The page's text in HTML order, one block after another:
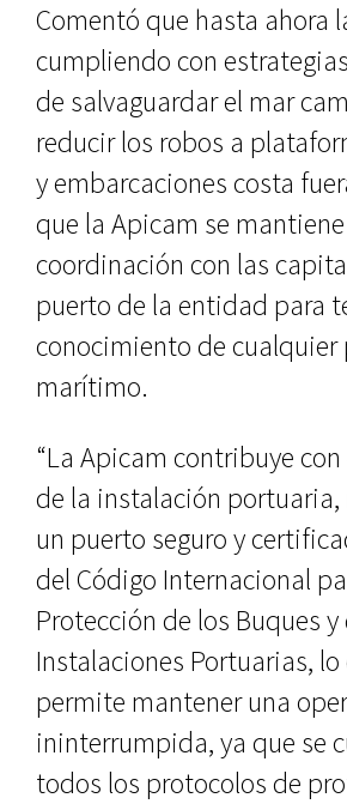
Comentó que hasta ahora
cumpliendo con
de salvaguardar el mar
reducir los robos a
y embarcaciones costa
que la Apicam se
coordinación con las
puerto de la entidad para
conocimiento de cualquier
marítimo.
“La Apicam contribuye
de la instalación
un puerto seguro y
del Código Internacional
Protección de los Buques y
Instalaciones Portuarias, lo
permite mantener una
ininterrumpida, ya que se
todos los protocolos de